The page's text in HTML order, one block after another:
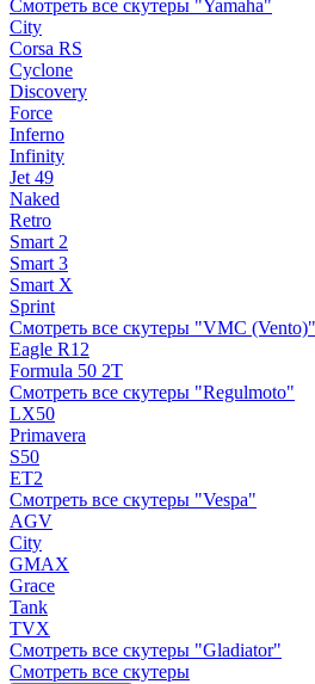
Смотреть все скутеры "Yamaha"
City
Corsa RS
Cyclone
Discovery
Force
Inferno
Infinity
Jet 49
Naked
Retro
Smart 2
Smart 3
Smart X
Sprint
Смотреть все скутеры "VMC (Vento)"
Eagle R12
Formula 50 2Т
Смотреть все скутеры "Regulmoto"
LX50
Primavera
S50
ET2
Смотреть все скутеры "Vespa"
AGV
City
GMAX
Grace
Tank
TVX
Смотреть все скутеры "Gladiator"
Смотреть все скутеры